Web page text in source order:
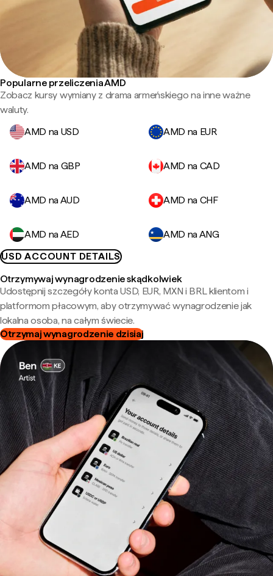
Popularne przeliczenia AMD
Zobacz kursy wymiany z drama armeńskiego na inne ważne
waluty.
AMD na USD
AMD na EUR
AMD na GBP AMD na CAD
AMD na AUD AMD na CHF
AMD na AED
AMD na ANG
USD ACCOUNT DETAILS
Otrzymywaj wynagrodzenie skądkolwiek
Udostępnij szczegóły konta USD, EUR, MXN i BRL klientom i
platformom płacowym, aby otrzymywać wynagrodzenie jak
lokalna osoba, na całym świecie.
Otrzymaj wynagrodzenie dzisiaj